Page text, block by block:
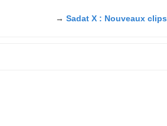
→ Sadat X : Nouveaux clips